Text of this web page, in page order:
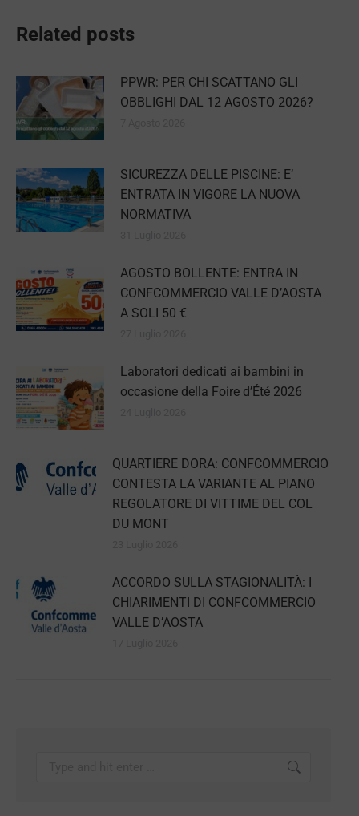
Related posts
PPWR: PER CHI SCATTANO GLI
OBBLIGHI DAL 12 AGOSTO 2026?
SICUREZZA DELLE PISCINE: E’
ENTRATA IN VIGORE LA NUOVA
NORMATIVA
AGOSTO BOLLENTE: ENTRA IN
CONFCOMMERCIO VALLE D’AOSTA
A SOLI 50 €
Laboratori dedicati ai bambini in
occasione della Foire d’Été 2026
QUARTIERE DORA: CONFCOMMERCIO
CONTESTA LA VARIANTE AL PIANO
REGOLATORE DI VITTIME DEL COL
DU MONT
ACCORDO SULLA STAGIONALITÀ: I
CHIARIMENTI DI CONFCOMMERCIO
VALLE D’AOSTA